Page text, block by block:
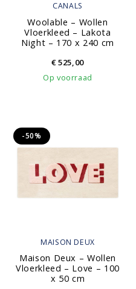
CANALS
Woolable – Wollen
Vloerkleed – Lakota
Night – 170 x 240 cm
€525,00
Op voorraad
MAISON DEUX
Maison Deux – Wollen
Vloerkleed – Love – 100
x 50 cm
-50%